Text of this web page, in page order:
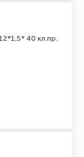
40 кл.пр.